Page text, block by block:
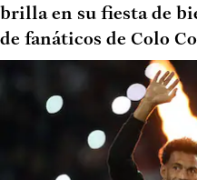
brilla en su fiesta de
de fanáticos de Colo